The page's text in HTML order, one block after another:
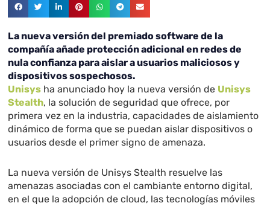
La nueva versión del premiado software de la
compañía añade protección adicional en redes de
nula confianza para aislar a usuarios maliciosos y
dispositivos sospechosos.
Unisys ha anunciado hoy la nueva versión de Unisys
Stealth, la solución de seguridad que ofrece, por
primera vez en la industria, capacidades de aislamiento
dinámico de forma que se puedan aislar dispositivos o
usuarios desde el primer signo de amenaza.
La nueva versión de Unisys Stealth resuelve las
amenazas asociadas con el cambiante entorno digital,
en el que la adopción de cloud, las tecnologías móviles